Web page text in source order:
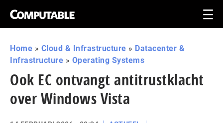
Home » Cloud & Infrastructure » Datacenter &
Infrastructure » Operating Systems
Ook EC ontvangt antitrustklacht
over Windows Vista